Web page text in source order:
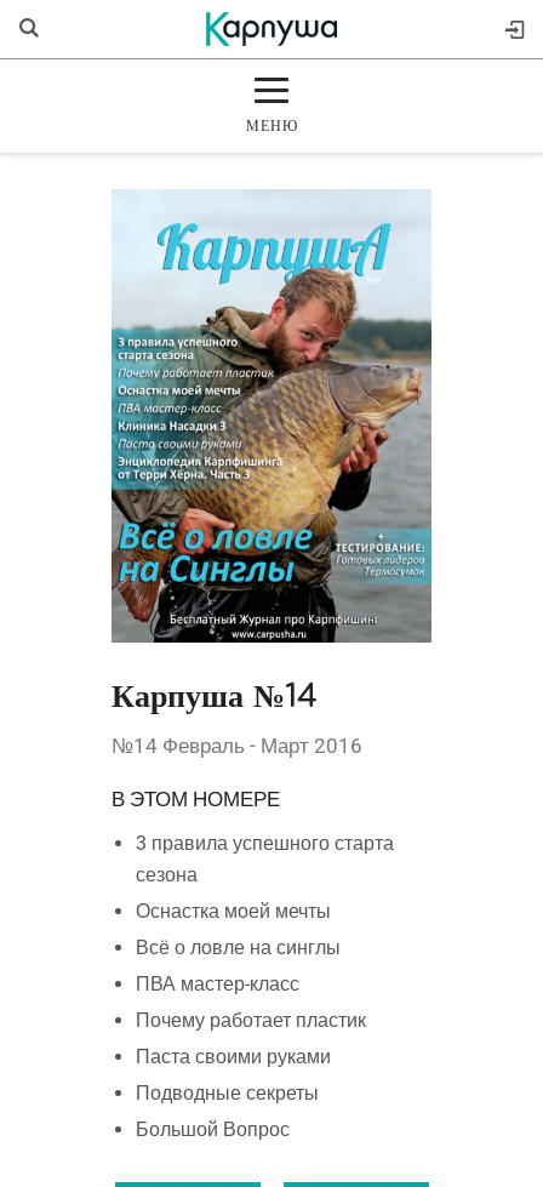
МЕНЮ
Карпуша №14
№14 Февраль - Март 2016
В ЭТОМ НОМЕРЕ
3 правила успешного старта
сезона
Оснастка моей мечты
Всё о ловле на синглы
ПВА мастер-класс
Почему работает пластик
Паста своими руками
Подводные секреты
Большой Вопрос